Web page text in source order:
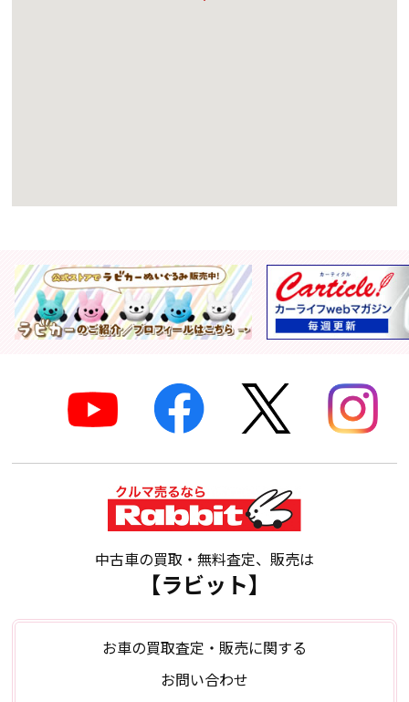
中古車の買取・無料査定、販売は
【ラビット】
お車の買取査定・販売に関する
お問い合わせ